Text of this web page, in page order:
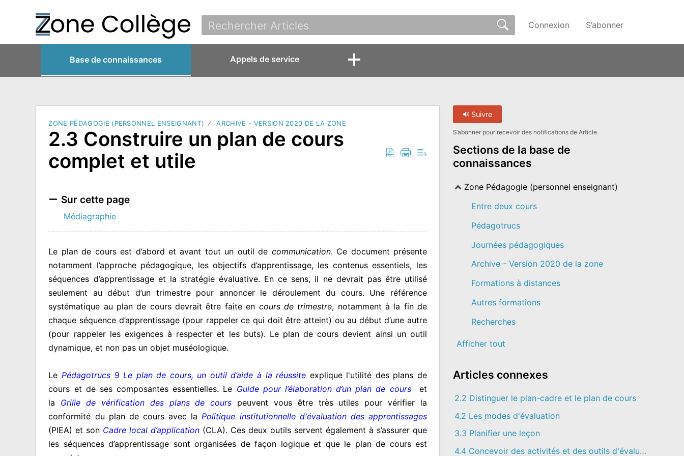
Connexion S’abonner
Base de connaissances Appels de service
ZONE PÉDAGOGIE (PERSONNEL ENSEIGNANT) ARCHIVE - VERSION 2020 DE LA ZONE
2.3 Construire un plan de cours
complet et utile
Sur cette page
Médiagraphie
Le plan de cours est d’abord et avant tout un outil de communication. Ce document présente
notamment l’approche pédagogique, les objectifs d’apprentissage, les contenus essentiels, les
séquences d’apprentissage et la stratégie évaluative. En ce sens, il ne devrait pas être utilisé
seulement au début d’un trimestre pour annoncer le déroulement du cours. Une référence
systématique au plan de cours devrait être faite en cours de trimestre, notamment à la fin de
chaque séquence d’apprentissage (pour rappeler ce qui doit être atteint) ou au début d’une autre
(pour rappeler les exigences à respecter et les buts). Le plan de cours devient ainsi un outil
dynamique, et non pas un objet muséologique.
Le Pédagotrucs 9 Le plan de cours, un outil d’aide à la réussite explique l'utilité des plans de
cours et de ses composantes essentielles. Le Guide pour l’élaboration d’un plan de courset
la Grille de vérification des plans de cours peuvent vous être très utiles pour vérifier la
conformité du plan de cours avec la Politique institutionnelle d'évaluation des apprentissages
(PIEA) et son Cadre local d’application (CLA). Ces deux outils servent également à s’assurer que
les séquences d’apprentissage sont organisées de façon logique et que le plan de cours est
Suivre
S’abonner pour recevoir des notifications de Article.
Sections de la base de
connaissances
Zone Pédagogie (personnel enseignant)
Entre deux cours
Pédagotrucs
Journées pédagogiques
Archive - Version 2020 de la zone
Formations à distances
Autres formations
Recherches
Afficher tout
Articles connexes
2.2 Distinguer le plan-cadre et le plan de cours
4.2 Les modes d'évaluation
3.3 Planifier une leçon
4.4 Concevoir des activités et des outils d'évaluation